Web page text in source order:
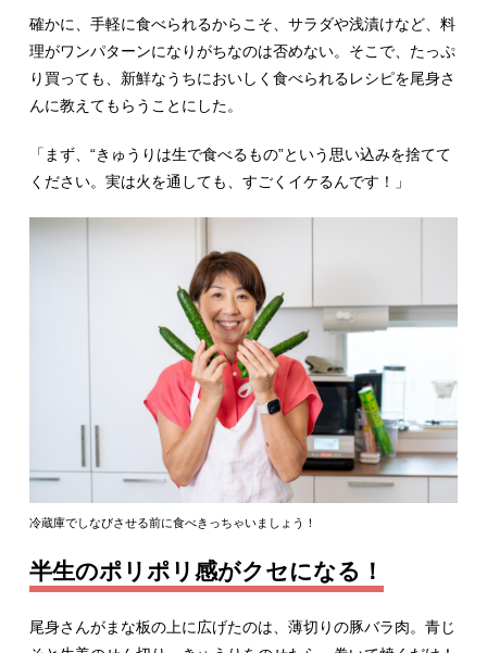
確かに、手軽に食べられるからこそ、サラダや浅漬けなど、料
理がワンパターンになりがちなのは否めない。そこで、たっぷ
り買っても、新鮮なうちにおいしく食べられるレシピを尾身さ
んに教えてもらうことにした。
「まず、“きゅうりは生で食べるもの”という思い込みを捨てて
ください。実は火を通しても、すごくイケるんです！」
冷蔵庫でしなびさせる前に食べきっちゃいましょう！
半生のポリポリ感がクセになる！
尾身さんがまな板の上に広げたのは、薄切りの豚バラ肉。青じ